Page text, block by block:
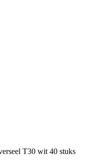
T30 wit 40 stuks